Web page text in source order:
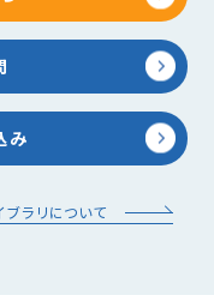
み
ブラリについて